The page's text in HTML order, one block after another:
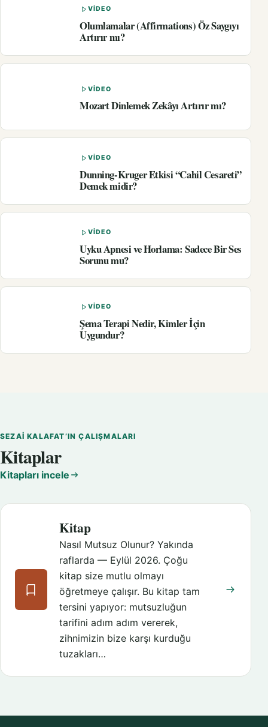
VIDEO
Olumlamalar (Affirmations) Öz Saygıyı
Artırır mı?
VIDEO
Mozart Dinlemek Zekâyı Artırır mı?
VIDEO
Dunning-Kruger Etkisi “Cahil Cesareti”
Demek midir?
VIDEO
Uyku Apnesi ve Horlama: Sadece Bir Ses
Sorunu mu?
VIDEO
Şema Terapi Nedir, Kimler İçin
Uygundur?
SEZAI KALAFAT’IN ÇALIŞMALARI
Kitaplar
Kitapları incele
Kitap
Nasıl Mutsuz Olunur? Yakında
raflarda — Eylül 2026. Çoğu
kitap size mutlu olmayı
öğretmeye çalışır. Bu kitap tam
tersini yapıyor: mutsuzluğun
tarifini adım adım vererek,
zihnimizin bize karşı kurduğu
tuzakları…